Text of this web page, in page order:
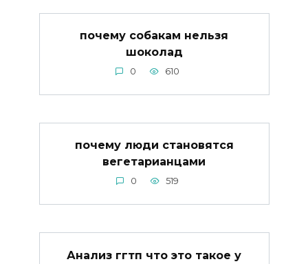
почему собакам нельзя
шоколад
0 610
почему люди становятся
вегетарианцами
0 519
Анализ ггтп что это такое у